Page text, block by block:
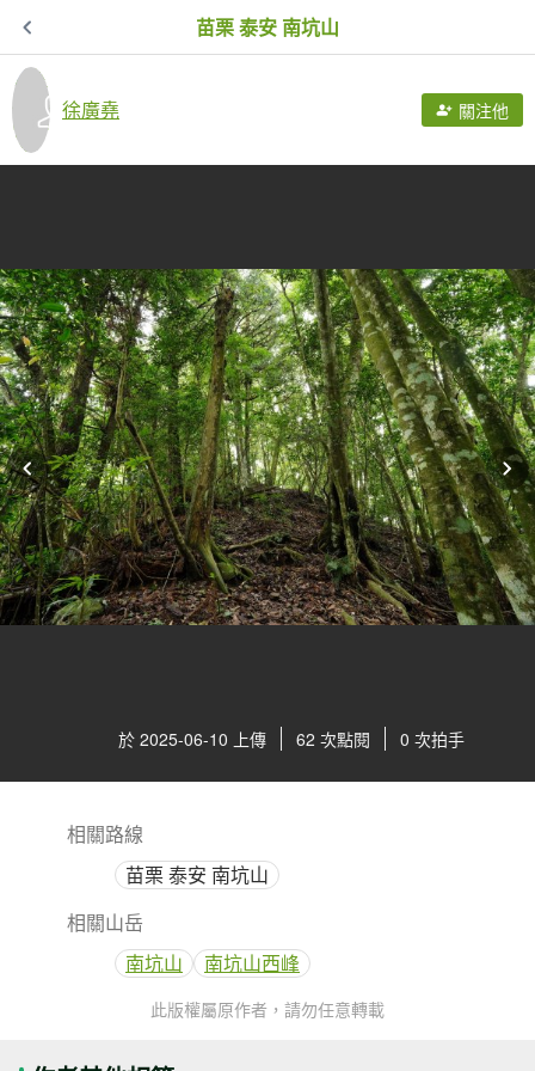
苗栗 泰安 南坑山
徐廣堯 關注他
於 2025-06-10 上傳 62 次點閱 0 次拍手
相關路線
苗栗 泰安 南坑山
相關山岳
南坑山
南坑山西峰
此版權屬原作者，請勿任意轉載